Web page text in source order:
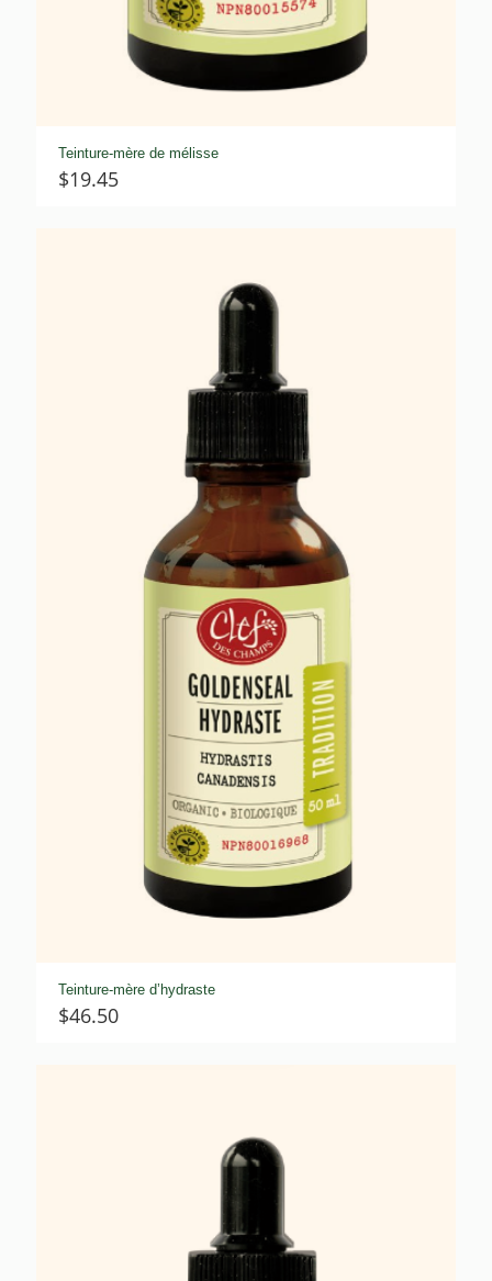
Teinture-mère de mélisse
$19.45
Teinture-mère d’hydraste
$46.50